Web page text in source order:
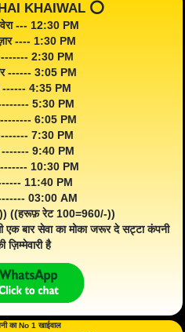
KHAIWAL ⭕️
--- 12:30 PM
---- 1:30 PM
2:30 PM
------ 3:05 PM
------ 4:35 PM
5:30 PM
--------- 6:05 PM
-------- 7:30 PM
------- 9:40 PM
10:30 PM
11:40 PM
03:00 AM
((हरूफ़ रेट 100=960/-))
बार सेवा का मोका जरूर दे सट्टा कंपनी
ज़िम्मेवारी है
का No 1 खाईवाल